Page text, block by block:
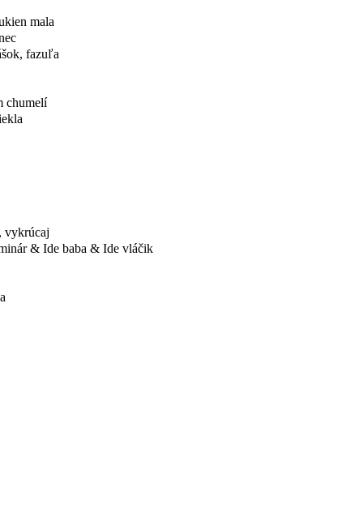
mala
fazuľa
chumelí
vykrúcaj
& Ide baba & Ide vláčik